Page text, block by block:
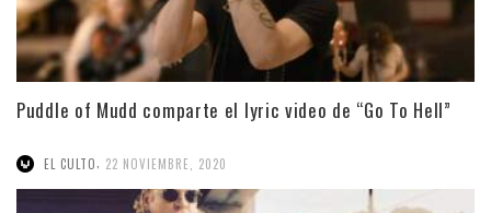
Puddle of Mudd comparte el lyric video de “Go To Hell”
EL CULTO, 22 NOVIEMBRE, 2020